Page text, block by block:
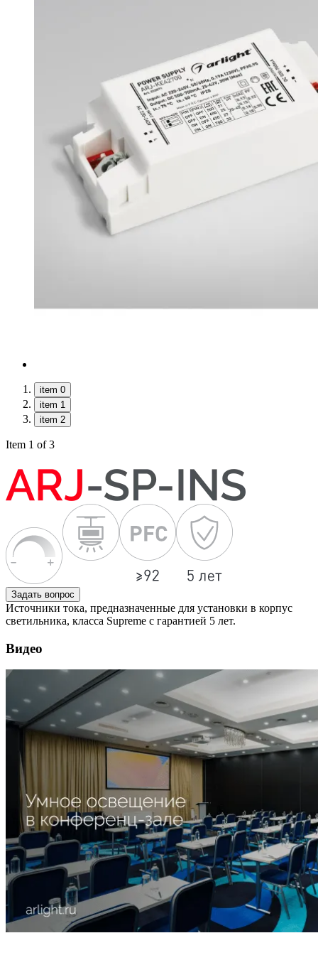
item 0
item 1
item 2
Item 1 of 3
Задать вопрос
Источники тока, предназначенные для установки в корпус
светильника, класса Supreme с гарантией 5 лет.
Видео